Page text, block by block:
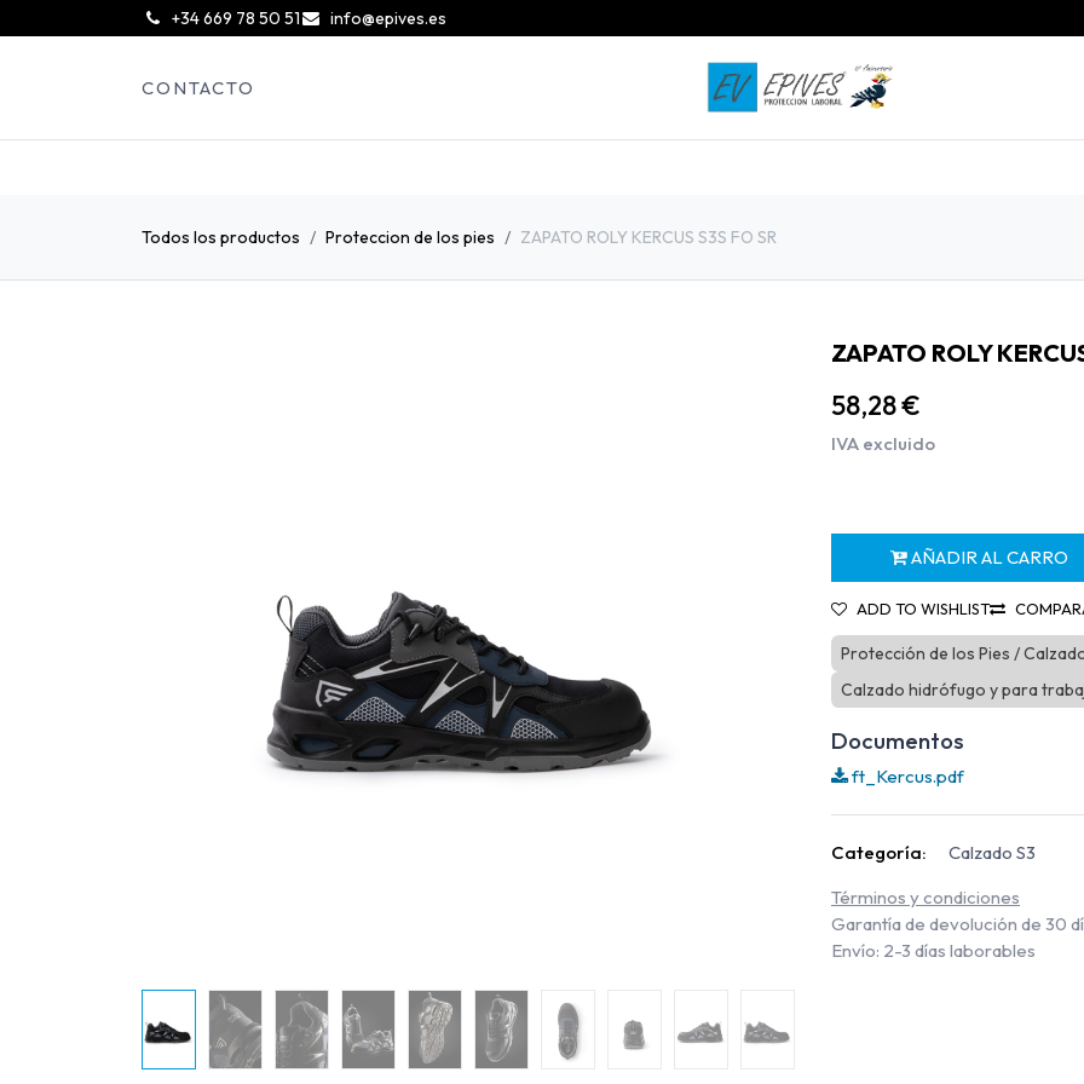
+34 669 78 50 51 info@epives.es
CONTACTO
Todos los productos Proteccion de los pies ZAPATO ROLY KERCUS S3S FO SR
ZAPATO ROLY
58,28€
IVA excluido
AÑADIR AL CARRO
ADD TO WISHLIST
Protección de los Pies /
Calzado hidrófugo y para
Documentos
ft_Kercus.pdf
Categoría:
Calzado S3
Términos y condiciones
Garantía de devolución de 30
Envío: 2-3 días laborables